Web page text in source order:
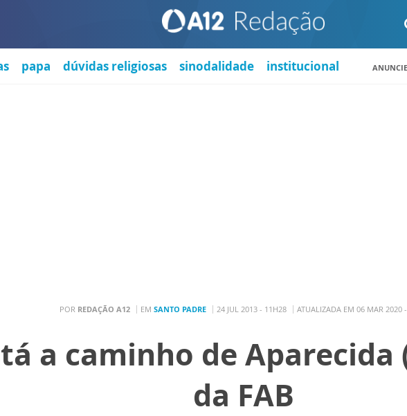
papa dúvidas religiosas sinodalidade institucional ANUNCIE
POR REDAÇÃO A12 EM SANTO PADRE 24 JUL 2013 - 11H28 ATUALIZADA EM 06 MAR 2020
a caminho de Aparecida
da FAB